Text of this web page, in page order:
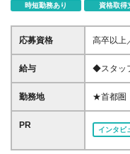
時短勤務あり
資格取得
応募資格
高卒以上／未
経験1年
グ販売や
験のあ
の更新
給与
◆スタッ
円～ ・千
社員】
万2000
勤務地
★首都圏
★新規店
長を目指せるチ
--------- ■東京都 三越日本橋/松屋銀座/京王新宿/東急吉
祥寺/伊勢丹立
PR
インタビ